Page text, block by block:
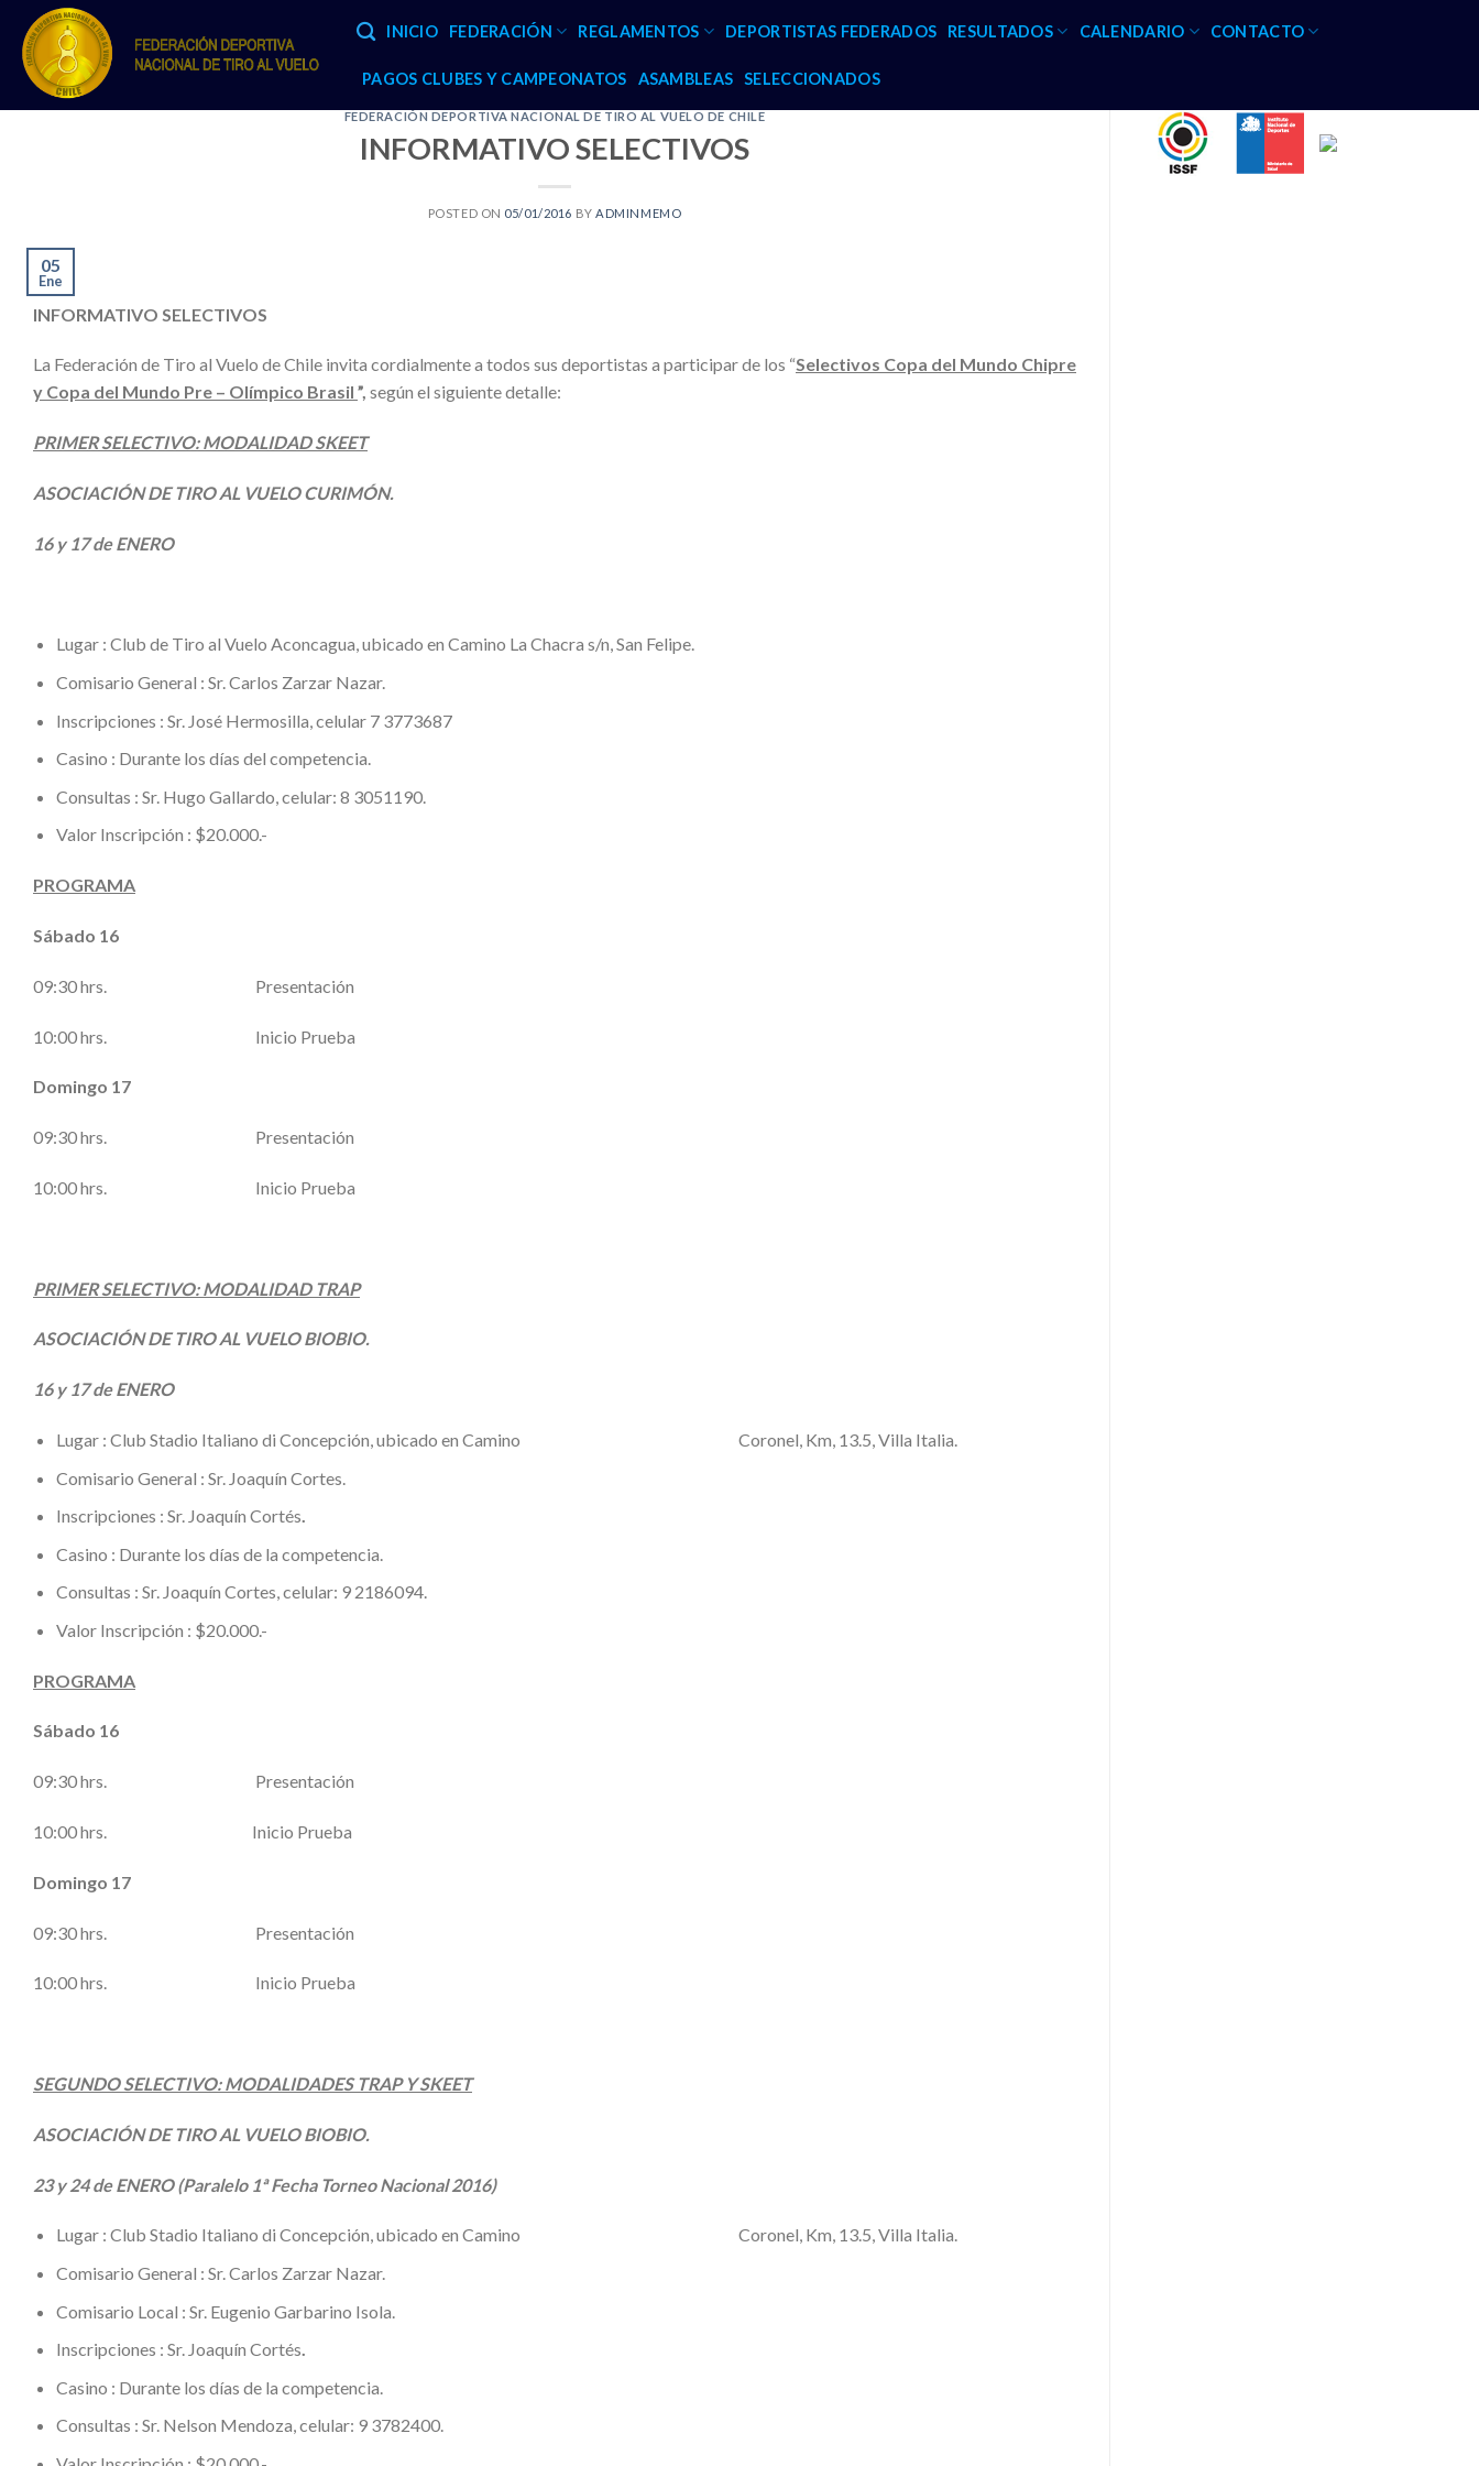
content
INICIO FEDERACIÓN REGLAMENTOS DEPORTISTAS FEDERADOS RESULTADOS CALENDARIO CONTACTO
PAGOS CLUBES Y CAMPEONATOS ASAMBLEAS SELECCIONADOS
FEDERACIÓN DEPORTIVA NACIONAL DE TIRO AL VUELO DE CHILE
INFORMATIVO SELECTIVOS
POSTED ON 05/01/2016 BY ADMINMEMO
05
Ene
INFORMATIVO SELECTIVOS
La Federación de Tiro al Vuelo de Chile invita cordialmente a todos sus deportistas a participar de los “Selectivos Copa del Mundo Chipre
y Copa del Mundo Pre – Olímpico Brasil ”, según el siguiente detalle:
PRIMER SELECTIVO: MODALIDAD SKEET
ASOCIACIÓN DE TIRO AL VUELO CURIMÓN.
16 y 17 de ENERO
Lugar : Club de Tiro al Vuelo Aconcagua, ubicado en Camino La Chacra s/n, San Felipe.
Comisario General : Sr. Carlos Zarzar Nazar.
Inscripciones : Sr. José Hermosilla, celular 7 3773687
Casino : Durante los días del competencia.
Consultas : Sr. Hugo Gallardo, celular: 8 3051190.
Valor Inscripción : $20.000.-
PROGRAMA
Sábado 16
09:30 hrs. Presentación
10:00 hrs. Inicio Prueba
Domingo 17
09:30 hrs. Presentación
10:00 hrs. Inicio Prueba
PRIMER SELECTIVO: MODALIDAD TRAP
ASOCIACIÓN DE TIRO AL VUELO BIOBIO.
16 y 17 de ENERO
Lugar : Club Stadio Italiano di Concepción, ubicado en Camino Coronel, Km, 13.5, Villa Italia.
Comisario General : Sr. Joaquín Cortes.
Inscripciones : Sr. Joaquín Cortés.
Casino : Durante los días de la competencia.
Consultas : Sr. Joaquín Cortes, celular: 9 2186094.
Valor Inscripción : $20.000.-
PROGRAMA
Sábado 16
09:30 hrs. Presentación
10:00 hrs. Inicio Prueba
Domingo 17
09:30 hrs. Presentación
10:00 hrs. Inicio Prueba
SEGUNDO SELECTIVO: MODALIDADES TRAP Y SKEET
ASOCIACIÓN DE TIRO AL VUELO BIOBIO.
23 y 24 de ENERO (Paralelo 1ª Fecha Torneo Nacional 2016)
Lugar : Club Stadio Italiano di Concepción, ubicado en Camino Coronel, Km, 13.5, Villa Italia.
Comisario General : Sr. Carlos Zarzar Nazar.
Comisario Local : Sr. Eugenio Garbarino Isola.
Inscripciones : Sr. Joaquín Cortés.
Casino : Durante los días de la competencia.
Consultas : Sr. Nelson Mendoza, celular: 9 3782400.